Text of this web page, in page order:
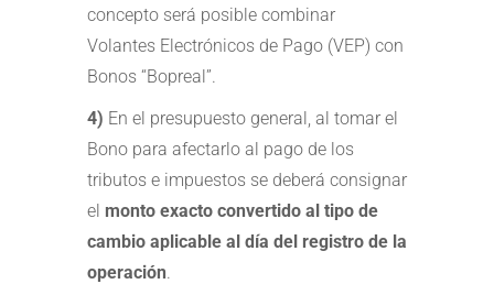
concepto será posible combinar
Volantes Electrónicos de Pago (VEP) con
Bonos “Bopreal”.
4) En el presupuesto general, al tomar el
Bono para afectarlo al pago de los
tributos e impuestos se deberá consignar
el monto exacto convertido al tipo de
cambio aplicable al día del registro de la
operación.